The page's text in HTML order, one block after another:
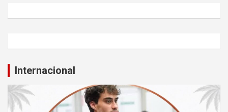
Internacional